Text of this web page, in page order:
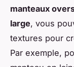
manteaux
large, vous
textures pour
Par exemple,